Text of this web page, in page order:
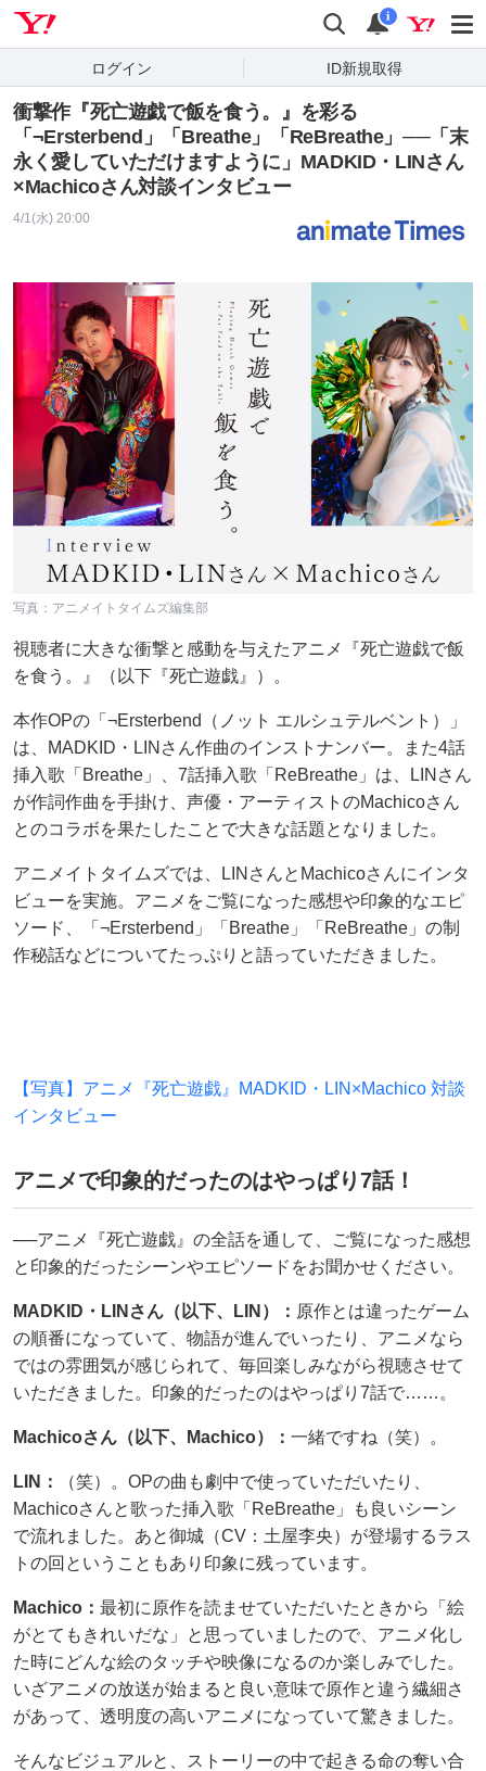
検索 通知
i
ログイン ID新規取得
衝撃作『死亡遊戯で飯を食う。』を彩る
「¬Ersterbend」「Breathe」「ReBreathe」──「末
永く愛していただけますように」MADKID・LINさん
×Machicoさん対談インタビュー
4/1(水) 20:00
写真：アニメイトタイムズ編集部
視聴者に大きな衝撃と感動を与えたアニメ『死亡遊戯で飯
を食う。』（以下『死亡遊戯』）。
本作OPの「¬Ersterbend（ノット エルシュテルベント）」
は、MADKID・LINさん作曲のインストナンバー。また4話
挿入歌「Breathe」、7話挿入歌「ReBreathe」は、LINさん
が作詞作曲を手掛け、声優・アーティストのMachicoさん
とのコラボを果たしたことで大きな話題となりました。
アニメイトタイムズでは、LINさんとMachicoさんにインタ
ビューを実施。アニメをご覧になった感想や印象的なエピ
ソード、「¬Ersterbend」「Breathe」「ReBreathe」の制
作秘話などについてたっぷりと語っていただきました。
【写真】アニメ『死亡遊戯』MADKID・LIN×Machico 対談
インタビュー
アニメで印象的だったのはやっぱり7話！
──アニメ『死亡遊戯』の全話を通して、ご覧になった感想
と印象的だったシーンやエピソードをお聞かせください。
MADKID・LINさん（以下、LIN）： 原作とは違ったゲーム
の順番になっていて、物語が進んでいったり、アニメなら
ではの雰囲気が感じられて、毎回楽しみながら視聴させて
いただきました。印象的だったのはやっぱり7話で……。
Machicoさん（以下、Machico）： 一緒ですね（笑）。
LIN：
（笑）。OPの曲も劇中で使っていただいたり、
Machicoさんと歌った挿入歌「ReBreathe」も良いシーン
で流れました。あと御城（CV：土屋李央）が登場するラス
トの回ということもあり印象に残っています。
Machico： 最初に原作を読ませていただいたときから「絵
がとてもきれいだな」と思っていましたので、アニメ化し
た時にどんな絵のタッチや映像になるのか楽しみでした。
いざアニメの放送が始まると良い意味で原作と違う繊細さ
があって、透明度の高いアニメになっていて驚きました。
そんなビジュアルと、ストーリーの中で起きる命の奪い合